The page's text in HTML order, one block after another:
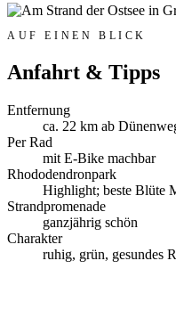
AUF EINEN BLICK
Anfahrt & Tipps
Entfernung
ca. 22 km ab
Per Rad
mit E-Bike machbar
Rhododendronpark
Highlight; beste Blüte
Strandpromenade
ganzjährig schön
Charakter
ruhig, grün, gesundes